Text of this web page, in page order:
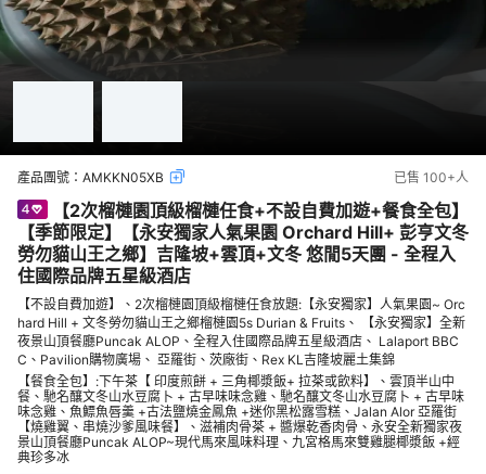
產品團號： AMKKN05XB 已售 100+人
【2次榴槤園頂級榴槤任食+不設自費加遊+餐食全包】
【季節限定】【永安獨家人氣果園 Orchard Hill+ 彭亨文冬
勞勿貓山王之鄉】吉隆坡+雲頂+文冬 悠閒5天團 - 全程入
住國際品牌五星級酒店
【不設自費加遊】、2次榴槤園頂級榴槤任食放題:【永安獨家】人氣果園~ Orc
hard Hill + 文冬勞勿貓山王之鄉榴槤園5s Durian & Fruits、 【永安獨家】全新
夜景山頂餐廳Puncak ALOP、全程入住國際品牌五星級酒店、 Lalaport BBC
C、Pavilion購物廣場、 亞羅街、茨廠街、Rex KL吉隆坡麗土集錦
【餐食全包】:下午茶【 印度煎餅 + 三角椰漿飯+ 拉茶或飲料】、雲頂半山中
餐、馳名釀文冬山水豆腐卜 + 古早味味念雞、馳名釀文冬山水豆腐卜 + 古早味
味念雞、魚鰾魚唇羹 +古法鹽燒金鳳魚 +迷你黑松露雪糕、Jalan Alor 亞羅街
【燒雞翼、串燒沙爹風味餐】、滋補肉骨茶 + 醬爆乾香肉骨、永安全新獨家夜
景山頂餐廳Puncak ALOP~現代馬來風味料理、九宮格馬來雙雞腿椰漿飯 +經
典珍多冰